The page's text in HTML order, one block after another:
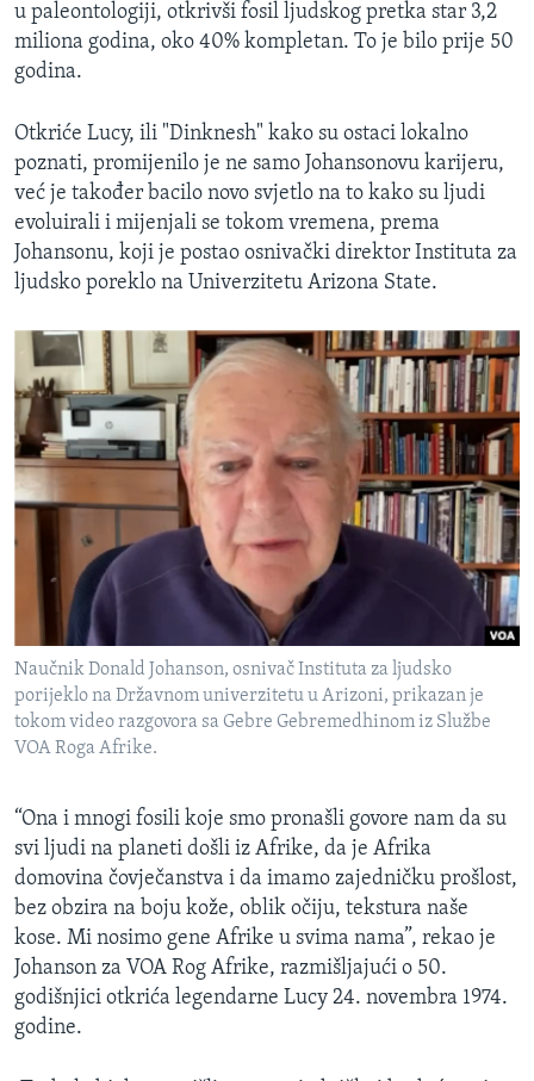
u paleontologiji, otkrivši fosil ljudskog pretka star 3,2
miliona godina, oko 40% kompletan. To je bilo prije 50
godina.
Otkriće Lucy, ili "Dinknesh" kako su ostaci lokalno
poznati, promijenilo je ne samo Johansonovu karijeru,
već je također bacilo novo svjetlo na to kako su ljudi
evoluirali i mijenjali se tokom vremena, prema
Johansonu, koji je postao osnivački direktor Instituta za
ljudsko poreklo na Univerzitetu Arizona State.
Naučnik Donald Johanson, osnivač Instituta za ljudsko
porijeklo na Državnom univerzitetu u Arizoni, prikazan je
tokom video razgovora sa Gebre Gebremedhinom iz Službe
VOA Roga Afrike.
“Ona i mnogi fosili koje smo pronašli govore nam da su
svi ljudi na planeti došli iz Afrike, da je Afrika
domovina čovječanstva i da imamo zajedničku prošlost,
bez obzira na boju kože, oblik očiju, tekstura naše
kose. Mi nosimo gene Afrike u svima nama”, rekao je
Johanson za VOA Rog Afrike, razmišljajući o 50.
godišnjici otkrića legendarne Lucy 24. novembra 1974.
godine.